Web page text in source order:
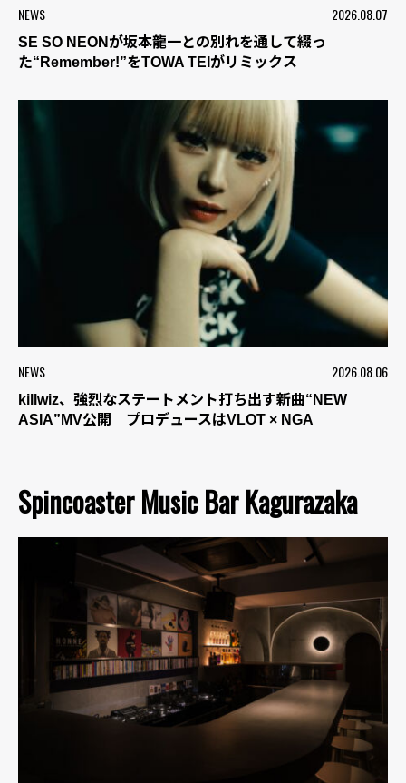
NEWS 2026.08.07
SE SO NEONが坂本龍一との別れを通して綴っ
た“Remember!”をTOWA TEIがリミックス
NEWS 2026.08.06
killwiz、強烈なステートメント打ち出す新曲“NEW
ASIA”MV公開 プロデュースはVLOT × NGA
Spincoaster Music Bar Kagurazaka